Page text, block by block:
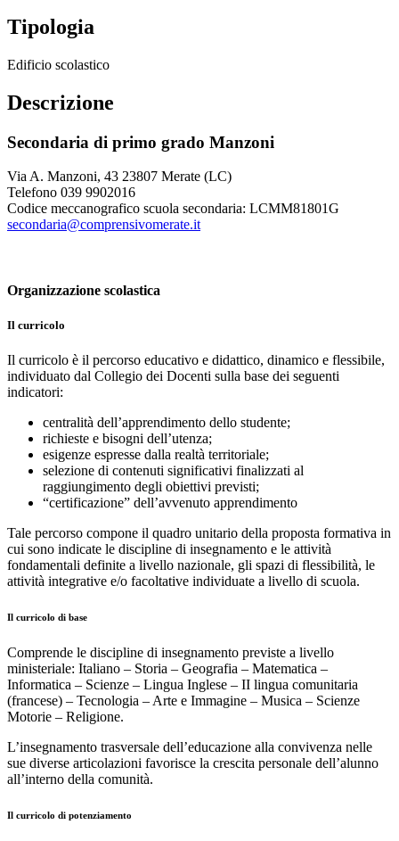
Tipologia
Edificio scolastico
Descrizione
Secondaria di primo grado Manzoni
Via A. Manzoni, 43 23807 Merate (LC)
Telefono 039 9902016
Codice meccanografico scuola secondaria: LCMM81801G
secondaria@comprensivomerate.it
Organizzazione scolastica
Il curricolo
Il curricolo è il percorso educativo e didattico, dinamico e flessibile,
individuato dal Collegio dei Docenti sulla base dei seguenti
indicatori:
centralità dell’apprendimento dello studente;
richieste e bisogni dell’utenza;
esigenze espresse dalla realtà territoriale;
selezione di contenuti significativi finalizzati al
raggiungimento degli obiettivi previsti;
“certificazione” dell’avvenuto apprendimento
Tale percorso compone il quadro unitario della proposta formativa in
cui sono indicate le discipline di insegnamento e le attività
fondamentali definite a livello nazionale, gli spazi di flessibilità, le
attività integrative e/o facoltative individuate a livello di scuola.
Il curricolo di base
Comprende le discipline di insegnamento previste a livello
ministeriale: Italiano – Storia – Geografia – Matematica –
Informatica – Scienze – Lingua Inglese – II lingua comunitaria
(francese) – Tecnologia – Arte e Immagine – Musica – Scienze
Motorie – Religione.
L’insegnamento trasversale dell’educazione alla convivenza nelle
sue diverse articolazioni favorisce la crescita personale dell’alunno
all’interno della comunità.
Il curricolo di potenziamento